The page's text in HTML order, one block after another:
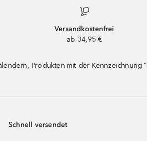
Versandkostenfrei
ab 34,95 €
Produkten mit der
Schnell versendet